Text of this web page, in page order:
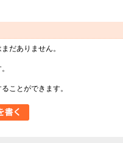
だありません。
ことができます。